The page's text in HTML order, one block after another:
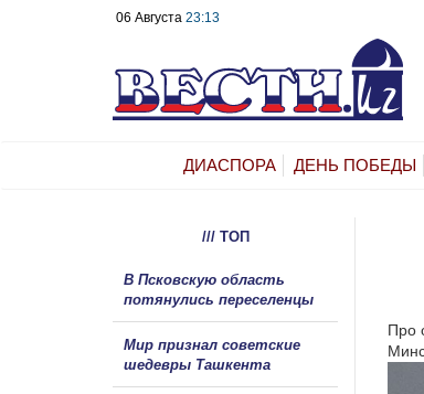
06 Августа 23:13
ДИАСПОРА ДЕНЬ ПОБЕДЫ
Про
/// ТОП
В Псковскую область
потянулись переселенцы
Мир признал советские
шедевры Ташкента